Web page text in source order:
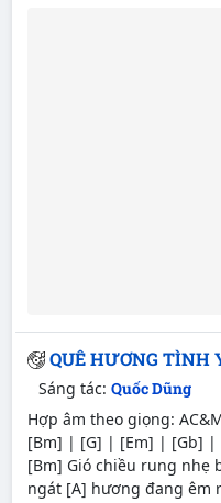
QUÊ HƯƠNG TÌNH
Sáng tác: Quốc Dũng
Hợp âm theo giọng:
[Bm] | [G] | [Em] | [Gb]
[Bm] Gió chiều rung nhẹ
ngát [A] hương đang êm